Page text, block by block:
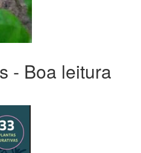
- Boa leitura